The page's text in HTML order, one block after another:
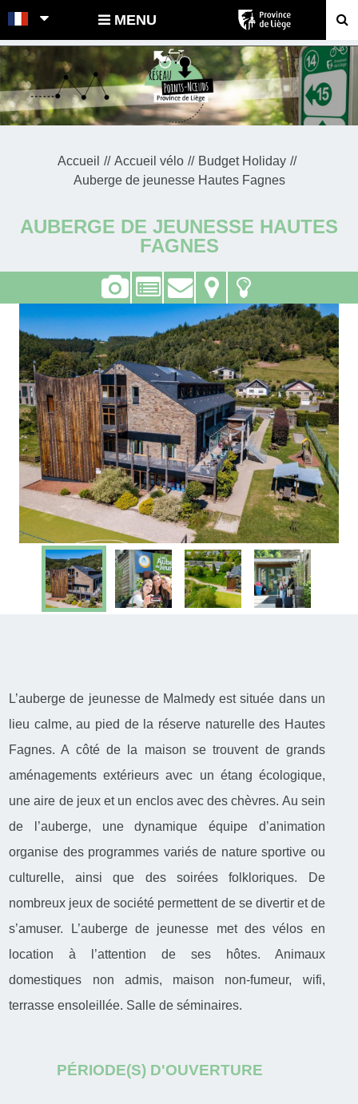
POINTS-NOEUDS MENU
Accueil Accueil vélo
Budget Holiday
Auberge de jeunesse Hautes Fagnes
AUBERGE DE JEUNESSE HAUTES
FAGNES
L’auberge de jeunesse de Malmedy est située dans un
lieu calme, au pied de la réserve naturelle des Hautes
Fagnes. A côté de la maison se trouvent de grands
aménagements extérieurs avec un étang écologique,
une aire de jeux et un enclos avec des chèvres. Au sein
de l’auberge, une dynamique équipe d’animation
organise des programmes variés de nature sportive ou
culturelle, ainsi que des soirées folkloriques. De
nombreux jeux de société permettent de se divertir et de
s’amuser. L’auberge de jeunesse met des vélos en
location à l’attention de ses hôtes. Animaux
domestiques non admis, maison non-fumeur, wifi,
terrasse ensoleillée. Salle de séminaires.
PÉRIODE(S) D'OUVERTURE